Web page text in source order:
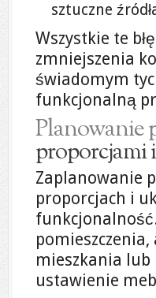
sztuczne
Wszystkie te
zmniejszenia
świadomym
funkcjonalną
Planowanie
proporcjami
Zaplanowanie
proporcjach i
mieszkania
ustawienie